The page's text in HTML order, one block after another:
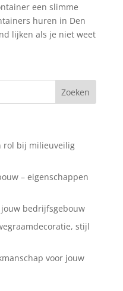
een slimme
huren in Den
lijken als je niet weet
rol bij milieuveilig
– eigenschappen
bedrijfsgebouw
stijl
voor jouw